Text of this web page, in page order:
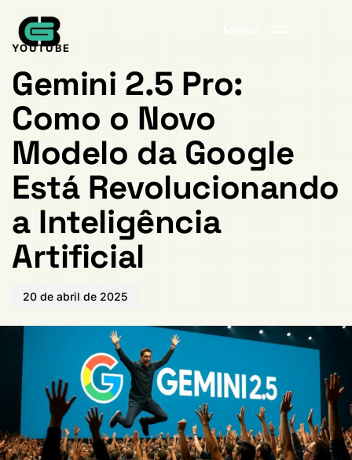
Menu
EM:
YOUTUBE
Gemini 2.5 Pro:
Como o Novo
Modelo da Google
Está Revolucionando
a Inteligência
Artificial
em:
20 de abril de 2025